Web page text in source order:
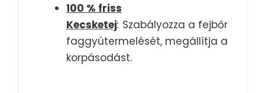
100 % friss
Kecsketej: Szabályozza a fejbőr
faggyútermelését, megállítja a
korpásodást.